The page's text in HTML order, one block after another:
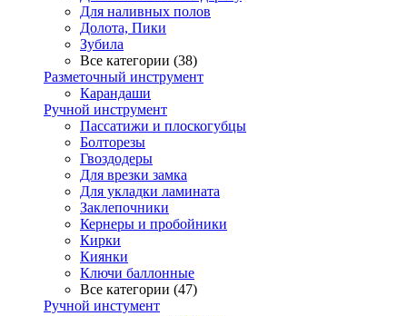
Для наливных полов
Долота, Пики
Зубила
Все категории (38)
Разметочный инструмент
Карандаши
Ручной инструмент
Пассатижи и плоскогубцы
Болторезы
Гвоздодеры
Для врезки замка
Для укладки ламината
Заклепочники
Кернеры и пробойники
Кирки
Киянки
Ключи баллонные
Все категории (47)
Ручной инстумент